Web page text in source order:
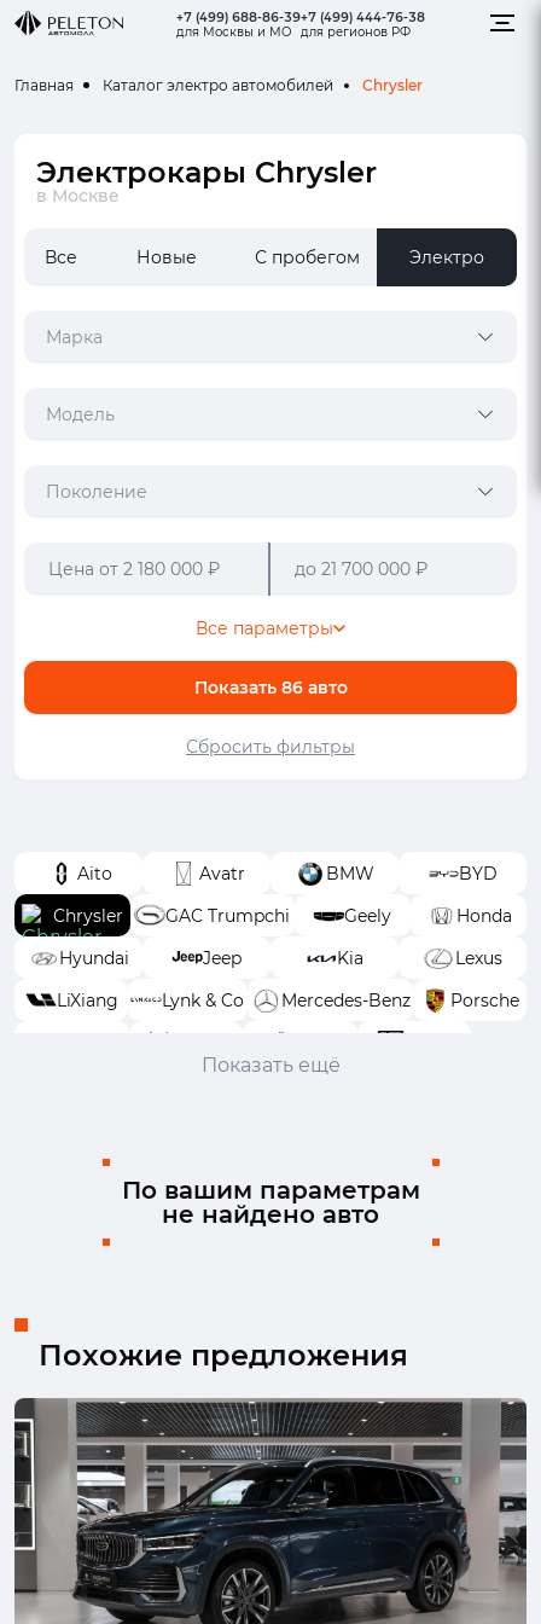
+7 (499) 688-86-39
для Москвы и МО
+7 (499) 444-76-38
для регионов РФ
Главная Каталог электро автомобилей Chrysler
Электрокары Chrysler
в Москве
Все Новые С пробегом Электро
Марка
Модель
Поколение
Показать 86 авто
Все параметры
Сбросить фильтры
Aito Avatr BMW
BYD
Chrysler
GAC Trumpchi Geely
Honda
Hyundai
Jeep Kia
Lexus
LiXiang
Lynk & Co Mercedes-Benz
Porsche
Показать ещё
По вашим параметрам
не найдено авто
Похожие предложения